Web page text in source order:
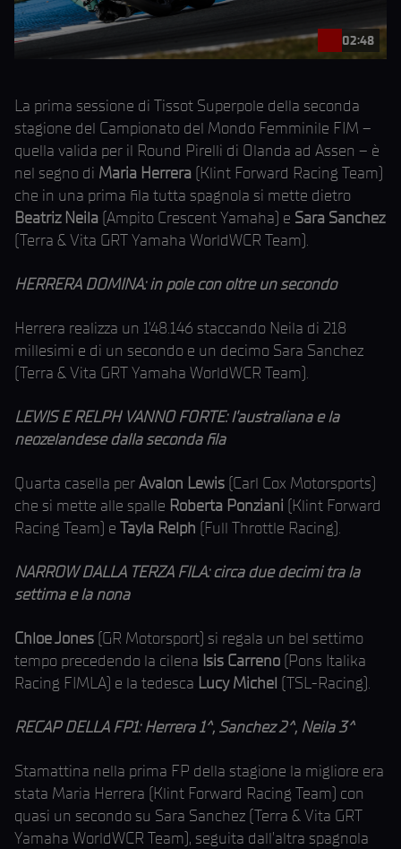
02:48
La prima sessione di Tissot Superpole della seconda
stagione del Campionato del Mondo Femminile FIM –
quella valida per il Round Pirelli di Olanda ad Assen – è
nel segno di Maria Herrera (Klint Forward Racing Team)
che in una prima fila tutta spagnola si mette dietro
Beatriz Neila (Ampito Crescent Yamaha) e Sara Sanchez
(Terra & Vita GRT Yamaha WorldWCR Team).
HERRERA DOMINA: in pole con oltre un secondo
Herrera realizza un 1’48.146 staccando Neila di 218
millesimi e di un secondo e un decimo Sara Sanchez
(Terra & Vita GRT Yamaha WorldWCR Team).
LEWIS E RELPH VANNO FORTE: l’australiana e la
neozelandese dalla seconda fila
Quarta casella perAvalon Lewis (Carl Cox Motorsports)
che si mette alle spalle Roberta Ponziani (Klint Forward
Racing Team) e Tayla Relph (Full Throttle Racing).
NARROW DALLA TERZA FILA: circa due decimi tra la
settima e la nona
Chloe Jones (GR Motorsport) si regala un bel settimo
tempo precedendo la cilena Isis Carreno (Pons Italika
Racing FIMLA) e la tedesca Lucy Michel (TSL-Racing).
RECAP DELLA FP1: Herrera 1^, Sanchez 2^, Neila 3^
Stamattina nella prima FP della stagione la migliore era
stata Maria Herrera (Klint Forward Racing Team) con
quasi un secondo su Sara Sanchez (Terra & Vita GRT
Yamaha WorldWCR Team), seguita dall’altra spagnola